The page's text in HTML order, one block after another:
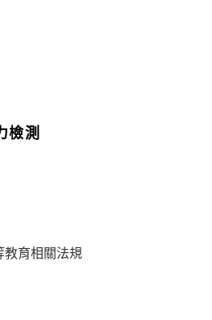
檢測
教育相關法規